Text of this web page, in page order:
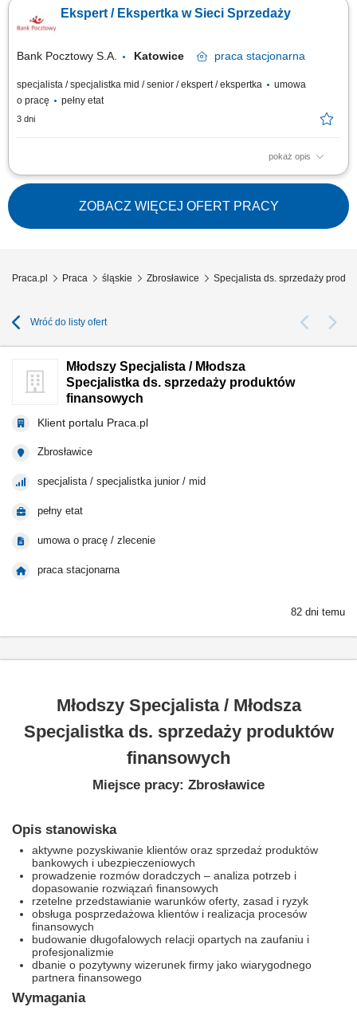
relacji; Realizacja celów sprzedażowych; Kształtowanie pozytywnego
wizerunku Banku poprzez wysoką jakość obsługi; Operacyjna obsługa
Ekspert / Ekspertka w Sieci Sprzedaży
Bank Pocztowy S.A. Katowice praca stacjonarna
specjalista / specjalistka mid / senior / ekspert / ekspertka
umowa
o pracę
pełny etat
3 dni
pokaż opis
Twój zakres obowiązków Diagnozowanie potrzeb i oczekiwań Klientów;
Aktywne pozyskiwanie Klientów i utrzymywanie z nimi pozytywnych
relacji; Realizacja celów sprzedażowych; Kształtowanie pozytywnego
wizerunku Banku poprzez wysoką jakość obsługi; Operacyjna obsługa
Klientów...
ZOBACZ WIĘCEJ OFERT PRACY
Praca.pl Praca śląskie Zbrosławice Specjalista ds. sprzedaży
Wróć do listy ofert
Młodszy Specjalista / Młodsza
Specjalistka ds. sprzedaży produktów
finansowych
Klient portalu Praca.pl
Zbrosławice
specjalista / specjalistka junior / mid
pełny etat
umowa o pracę / zlecenie
praca stacjonarna
82 dni temu
Młodszy Specjalista / Młodsza
Specjalistka ds. sprzedaży produktów
finansowych
Miejsce pracy: Zbrosławice
Opis stanowiska
aktywne pozyskiwanie klientów oraz sprzedaż produktów
bankowych i ubezpieczeniowych
prowadzenie rozmów doradczych – analiza potrzeb i
dopasowanie rozwiązań finansowych
rzetelne przedstawianie warunków oferty, zasad i ryzyk
obsługa posprzedażowa klientów i realizacja procesów
finansowych
budowanie długofalowych relacji opartych na zaufaniu i
profesjonalizmie
dbanie o pozytywny wizerunek firmy jako wiarygodnego
partnera finansowego
Wymagania